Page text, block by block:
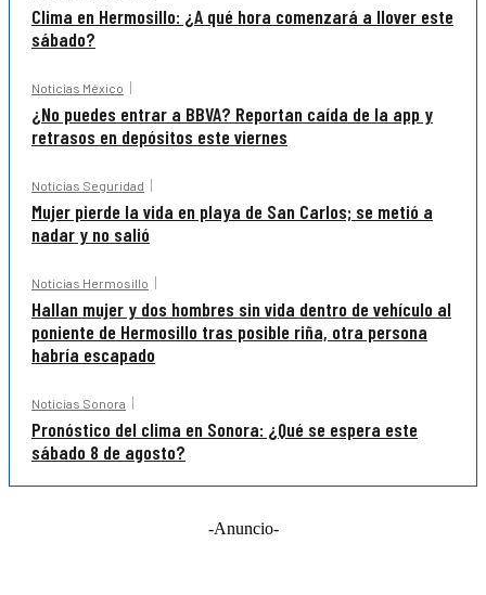
Clima en Hermosillo: ¿A qué hora comenzará a llover este
sábado?
Noticias México
¿No puedes entrar a BBVA? Reportan caída de la app y
retrasos en depósitos este viernes
Noticias Seguridad
Mujer pierde la vida en playa de San Carlos; se metió a
nadar y no salió
Noticias Hermosillo
Hallan mujer y dos hombres sin vida dentro de vehículo al
poniente de Hermosillo tras posible riña, otra persona
habría escapado
Noticias Sonora
Pronóstico del clima en Sonora: ¿Qué se espera este
sábado 8 de agosto?
-Anuncio-